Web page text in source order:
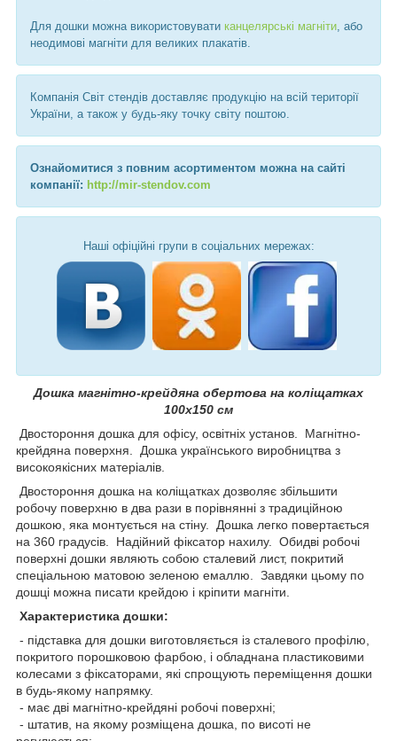
Для дошки можна використовувати канцелярські магніти , або
неодимові магніти для великих плакатів.
Компанія Світ стендів доставляє продукцію на всій території
України, а також у будь-яку точку світу поштою.
Ознайомитися з повним асортиментом можна на сайті
компанії: http://mir-stendov.com
Наші офіційні групи в соціальних мережах:
Дошка магнітно-крейдяна обертова на коліщатках
100х150 см
Двостороння дошка для офісу, освітніх установ. Магнітно-
крейдяна поверхня. Дошка українського виробництва з
високоякісних матеріалів.
Двостороння дошка на коліщатках дозволяє збільшити
робочу поверхню в два рази в порівнянні з традиційною
дошкою, яка монтується на стіну. Дошка легко повертається
на 360 градусів. Надійний фіксатор нахилу. Обидві робочі
поверхні дошки являють собою сталевий лист, покритий
спеціальною матовою зеленою емаллю. Завдяки цьому по
дошці можна писати крейдою і кріпити магніти.
Характеристика дошки:
- підставка для дошки виготовляється із сталевого профілю,
покритого порошковою фарбою, і обладнана пластиковими
колесами з фіксаторами, які спрощують переміщення дошки
в будь-якому напрямку.
- має дві магнітно-крейдяні робочі поверхні;
- штатив, на якому розміщена дошка, по висоті не